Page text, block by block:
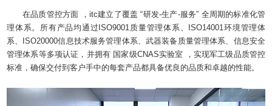
在品质管控方面 ，itc建立了覆盖 “研发-生产-服务” 全周期的标准化管
理体系。所有产品均通过ISO9001质量管理体系、ISO14001环境管理体
系、ISO20000信息技术服务管理体系、武器装备质量管理体系、信息安全
管理体系等多项认证，并拥有 国家级CNAS实验室 ，实现军工级品质管控
标准，确保交付到客户手中的每套产品都具备优良的品质和卓越的性能。